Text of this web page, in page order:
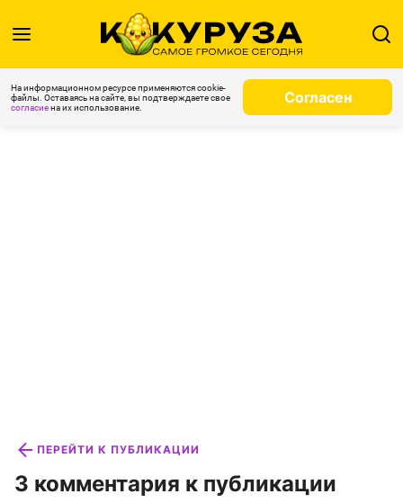
На информационном ресурсе применяются cookie-
файлы. Оставаясь на сайте, вы подтверждаете свое
согласиена их использование.
Согласен
ПЕРЕЙТИ К ПУБЛИКАЦИИ
3 комментария к публикации